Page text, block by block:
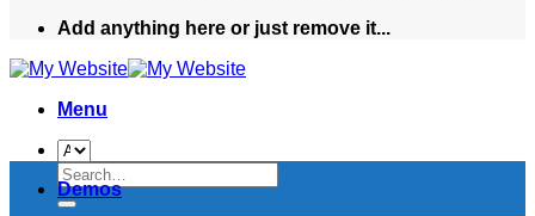
Add anything here or just remove it...
Menu
Search
for:
Demos